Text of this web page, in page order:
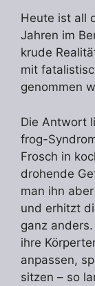
Heute ist all
Jahren im
krude
mit
genommen
Die Antwort
frog-
Frosch in
drohende
man ihn
und erhitzt
ganz
ihre
anpassen,
sitzen – so